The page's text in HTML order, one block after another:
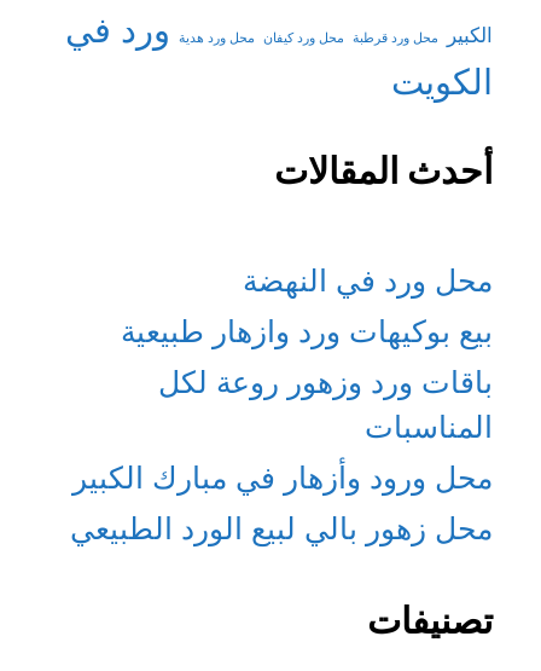
الكبير
محل ورد قرطبة محل ورد كيفان محل ورد هدية
ورد في
الكويت
أحدث المقالات
محل ورد في النهضة
بيع بوكيهات ورد وازهار طبيعية
باقات ورد وزهور روعة لكل
المناسبات
محل ورود وأزهار في مبارك الكبير
محل زهور بالي لبيع الورد الطبيعي
تصنيفات